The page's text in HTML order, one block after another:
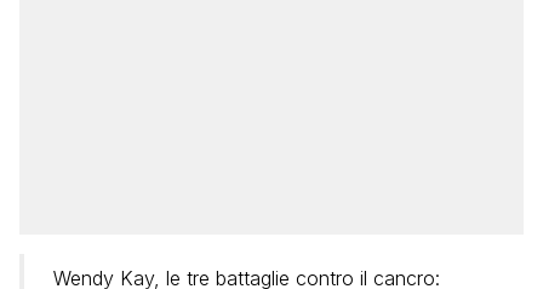
Wendy Kay, le tre battaglie contro il cancro: